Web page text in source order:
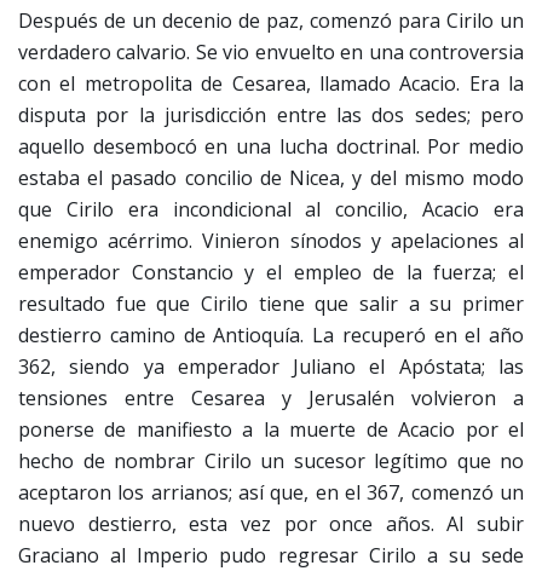
Después de un decenio de paz, comenzó para Cirilo un
verdadero calvario. Se vio envuelto en una controversia
con el metropolita de Cesarea, llamado Acacio. Era la
disputa por la jurisdicción entre las dos sedes; pero
aquello desembocó en una lucha doctrinal. Por medio
estaba el pasado concilio de Nicea, y del mismo modo
que Cirilo era incondicional al concilio, Acacio era
enemigo acérrimo. Vinieron sínodos y apelaciones al
emperador Constancio y el empleo de la fuerza; el
resultado fue que Cirilo tiene que salir a su primer
destierro camino de Antioquía. La recuperó en el año
362, siendo ya emperador Juliano el Apóstata; las
tensiones entre Cesarea y Jerusalén volvieron a
ponerse de manifiesto a la muerte de Acacio por el
hecho de nombrar Cirilo un sucesor legítimo que no
aceptaron los arrianos; así que, en el 367, comenzó un
nuevo destierro, esta vez por once años. Al subir
Graciano al Imperio pudo regresar Cirilo a su sede